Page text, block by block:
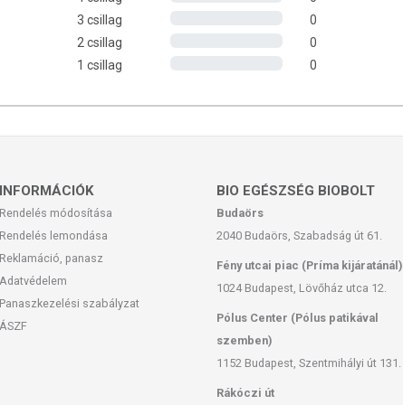
liszt
készült. Allergén információ: A termék dióféléket is feldolgozó
tartalmazhat.
feltüntetett időpontot.
frissítjük, törekszünk arra, hogy naprakészek legyenek.
ennek ellenére a webshopon szereplő adatok (beleértve a
információkat is) csak tájékoztató jellegűek, a tényleges
adódóan. A friss, aktuális információkat a termékek
3 csillag
0
2 csillag
0
1 csillag
0
INFORMÁCIÓK
Rendelés módosítása
Rendelés lemondása
Reklamáció, panasz
Adatvédelem
Panaszkezelési szabályzat
ÁSZF
BIO EGÉSZSÉG BIOBOLT
Budaörs
2040 Budaörs, Szabadság út 61.
Fény utcai piac (Príma kijáratánál)
1024 Budapest, Lövőház utca 12.
Pólus Center (Pólus patikával
szemben)
1152 Budapest, Szentmihályi út 131.
Rákóczi út